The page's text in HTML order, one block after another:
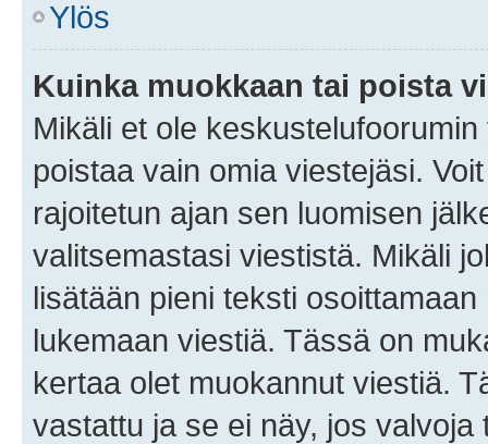
Ylös
Kuinka muokkaan tai poista
Mikäli et ole
poistaa vain omia viestejäsi.
rajoitetun ajan sen luomisen
valitsemastasi viestistä. Mikäli
lisätään pieni teksti
lukemaan viestiä. Tässä on
kertaa olet muokannut viestiä.
vastattu ja se ei näy, jos